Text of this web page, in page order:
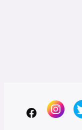
Facebook